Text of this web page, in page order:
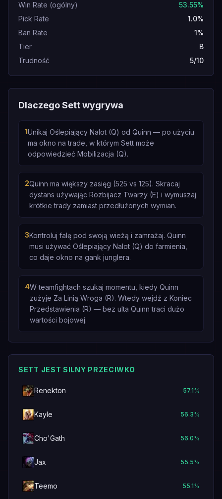
Win Rate (ogólny)
53.55%
Pick Rate
1.0%
Ban Rate
1%
Tier
B
Trudność
5/10
Dlaczego Sett wygrywa
1Unikaj Oślepiający Nalot (Q) od Quinn — po użyciu
ma okno na trade, w którym Sett może
odpowiedzieć Mobilizacja (Q).
2Quinn ma większy zasięg (525 vs 125). Skracaj
dystans używając Rozbijacz Twarzy (E) i wymuszaj
krótkie trady zamiast przedłużonych wymian.
3Kontroluj falę pod swoją wieżą i zamrażaj. Quinn
musi używać Oślepiający Nalot (Q) do farmienia,
co daje okno na gank junglera.
4W teamfightach szukaj momentu, kiedy Quinn
zużyje Za Linią Wroga (R). Wtedy wejdź z Koniec
Przedstawienia (R) — bez ulta Quinn traci dużo
wartości bojowej.
SETT JEST SILNY PRZECIWKO
Renekton 57.1%
Kayle 56.3%
Cho'Gath 56.0%
Jax 55.5%
Teemo 55.1%